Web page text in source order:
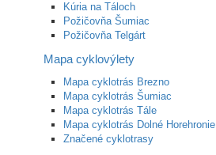
Kúria na Táloch
Požičovňa Šumiac
Požičovňa Telgárt
Mapa cyklovýlety
Mapa cyklotrás Brezno
Mapa cyklotrás Šumiac
Mapa cyklotrás Tále
Mapa cyklotrás Dolné Horehronie
Značené cyklotrasy